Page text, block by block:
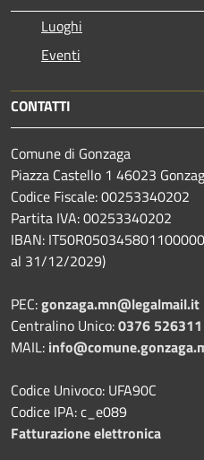
Luoghi
Eventi
CONTATTI
Comune di Gonzaga
Piazza Castello 1 46023
Codice Fiscale: 00253340202
Partita IVA: 00253340202
IBAN:
al 31/12/2029)
PEC:gonzaga.mn@legalmail.it
Centralino Unico:0376 526311
MAIL:
Codice Univoco: UFA90C
Codice IPA: c_e089
Fatturazione elettronica